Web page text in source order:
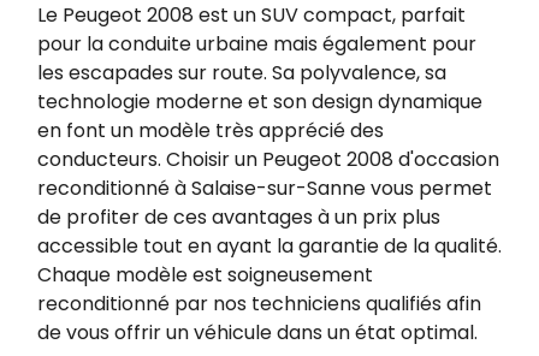
Le Peugeot 2008 est un SUV compact, parfait
pour la conduite urbaine mais également pour
les escapades sur route. Sa polyvalence, sa
technologie moderne et son design dynamique
en font un modèle très apprécié des
conducteurs. Choisir un Peugeot 2008 d'occasion
reconditionné à Salaise-sur-Sanne vous permet
de profiter de ces avantages à un prix plus
accessible tout en ayant la garantie de la qualité.
Chaque modèle est soigneusement
reconditionné par nos techniciens qualifiés afin
de vous offrir un véhicule dans un état optimal.